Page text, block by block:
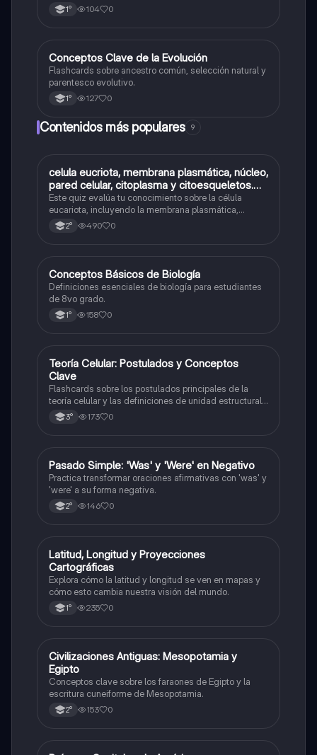
1° 104 0
CBiología
Conceptos Clave de la Evolución
Flashcards sobre ancestro común, selección natural y
parentesco evolutivo.
1° 127 0
Contenidos más populares 9
CBiología
celula eucriota, membrana plasmática, núcleo,
pared celular, citoplasma y citoesqueletos.
nombre se las partes de la celula eucariota
Este quiz evalúa tu conocimiento sobre la célula
eucariota, incluyendo la membrana plasmática,
núcleo, pared celular, citoplasma y citoesqueleto.
2° 490 0
CBiología
Conceptos Básicos de Biología
Definiciones esenciales de biología para estudiantes
de 8vo grado.
1° 158 0
TBiología
Teoría Celular: Postulados y Conceptos
Clave
Flashcards sobre los postulados principales de la
teoría celular y las definiciones de unidad estructural
y funcional.
3° 173 0
PInglés
Pasado Simple: 'Was' y 'Were' en Negativo
Practica transformar oraciones afirmativas con 'was' y
'were' a su forma negativa.
2° 146 0
LGeografía
Latitud, Longitud y Proyecciones
Cartográficas
Explora cómo la latitud y longitud se ven en mapas y
cómo esto cambia nuestra visión del mundo.
1° 235 0
CHistoria
Civilizaciones Antiguas: Mesopotamia y
Egipto
Conceptos clave sobre los faraones de Egipto y la
escritura cuneiforme de Mesopotamia.
2° 153 0